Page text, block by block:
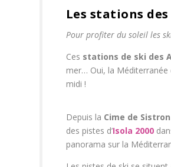
Les stations des
Pour profiter du soleil les
Ces stations de ski des
mer… Oui, la Méditerranée
midi !
Depuis la Cime de Sistron
des pistes d’Isola 2000
panorama sur la